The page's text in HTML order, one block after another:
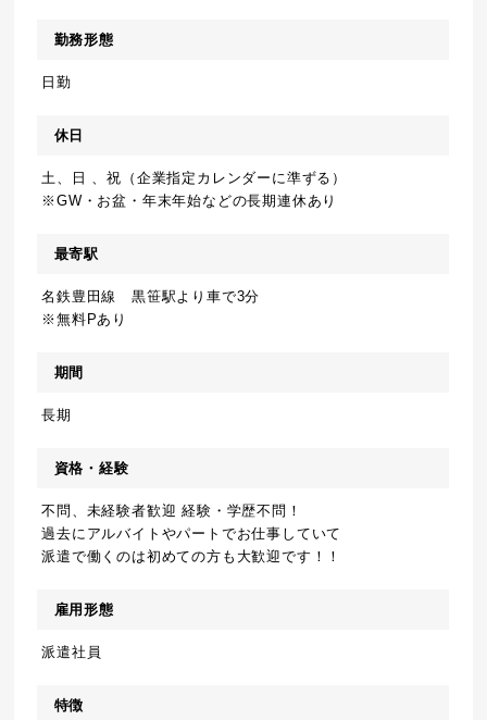
勤務形態
日勤
休日
土、日 、祝（企業指定カレンダーに準ずる）
※GW・お盆・年末年始などの長期連休あり
最寄駅
名鉄豊田線 黒笹駅より車で3分
※無料Pあり
期間
長期
資格・経験
不問、未経験者歓迎 経験・学歴不問！
過去にアルバイトやパートでお仕事していて
派遣で働くのは初めての方も大歓迎です！！
雇用形態
派遣社員
特徴